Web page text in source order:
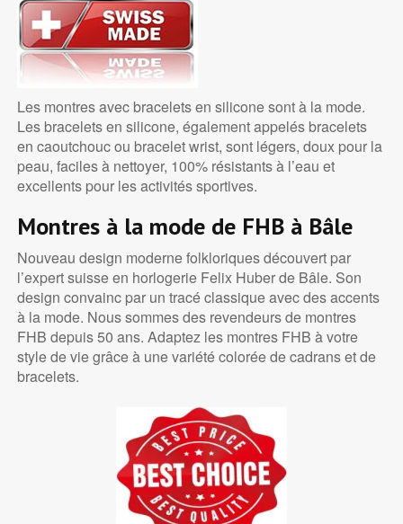
Les montres avec bracelets en silicone sont à la mode.
Les bracelets en silicone, également appelés bracelets
en caoutchouc ou bracelet wrist, sont légers, doux pour la
peau, faciles à nettoyer, 100% résistants à l’eau et
excellents pour les activités sportives.
Montres à la mode de FHB à Bâle
Nouveau design moderne folkloriques découvert par
l’expert suisse en horlogerie Felix Huber de Bâle. Son
design convainc par un tracé classique avec des accents
à la mode. Nous sommes des revendeurs de montres
FHB depuis 50 ans. Adaptez les montres FHB à votre
style de vie grâce à une variété colorée de cadrans et de
bracelets.